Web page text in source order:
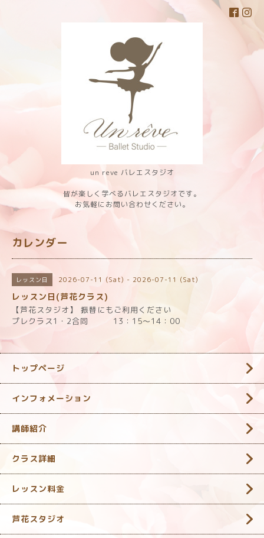
un reve バレエスタジオ
皆が楽しく学べるバレエスタジオです。
お気軽にお問い合わせください。
カレンダー
レッスン日 2026-07-11 (Sat) - 2026-07-11 (Sat)
レッスン日(芦花クラス)
【芦花スタジオ】 振替にもご利用ください
プレクラス1・2合同 13：15～14：00
トップページ
インフォメーション
講師紹介
クラス詳細
レッスン料金
芦花スタジオ